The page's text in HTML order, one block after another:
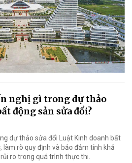
nghị gì trong dự thảo
động sản sửa đổi?
dự thảo sửa đổi Luật Kinh doanh bất
làm rõ quy định và bảo đảm tính khả
ro trong quá trình thực thi.